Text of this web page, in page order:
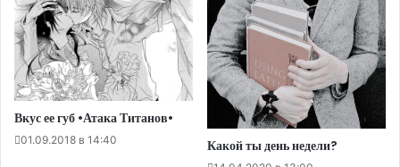
Вкус ее губ •Атака Титанов•
01.09.2018 в 14:40 Какой ты день недели?